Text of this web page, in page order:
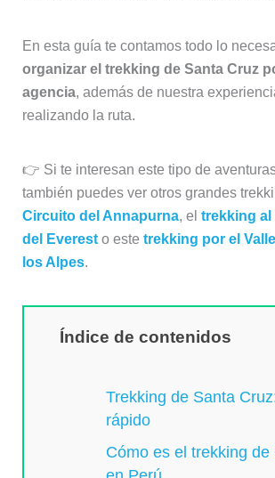
En esta guía te contamos todo lo
organizar el trekking de Santa Cruz
agencia, además de nuestra
realizando la ruta.
👉 Si te interesan este tipo de
también puedes ver otros grandes
Circuito del Annapurna, el trekking al
del Everesto este trekking por el
los Alpes.
Índice de contenidos
Trekking de Santa
rápido
Cómo es el trekking de